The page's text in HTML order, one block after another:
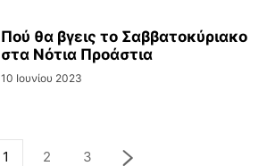
Πού θα βγεις το Σαββατοκύριακο
στα Νότια Προάστια
10 Ιουνίου 2023
1 2 3